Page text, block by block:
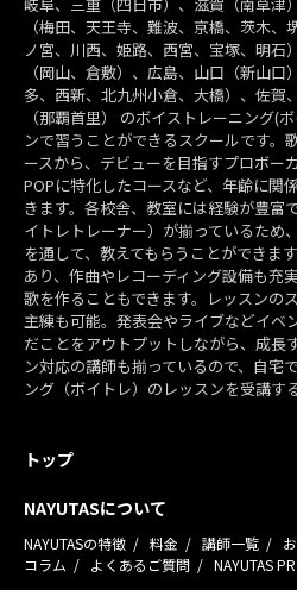
岐阜、三重（四日市）、滋賀（南草津
（梅田、天王寺、難波、京橋、茨木
ノ宮、川西、姫路、西宮、宝塚、明石
（岡山、倉敷）、広島、山口（新山
多、西新、北九州小倉、大橋）、佐賀
（那覇首里） のボイストレーニング(
ンで習うことができるスクールです。
ースから、デビューを目指すプロボー
POPに特化したコースなど、年齢に関
きます。各校舎、教室には経験が豊富
イトレトレーナー）が揃っているため
を通して、教えてもらうことができま
あり、作曲やレコーディング設備も充
歌を作ることもできます。レッスンの
主練も可能。発表会やライブなどイベ
だことをアウトプットしながら、成長
ン対応の講師も揃っているので、自宅
ング（ボイトレ）のレッスンを受講す
トップ
NAYUTASについて
NAYUTASの特徴 料金 講師一覧
コラム
よくあるご質問 NAYUTAS